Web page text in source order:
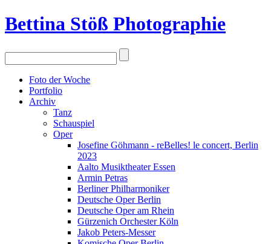
Bettina Stöß Photographie
Foto der Woche
Portfolio
Archiv
Tanz
Schauspiel
Oper
Josefine Göhmann - reBelles! le concert, Berlin
2023
Aalto Musiktheater Essen
Armin Petras
Berliner Philharmoniker
Deutsche Oper Berlin
Deutsche Oper am Rhein
Gürzenich Orchester Köln
Jakob Peters-Messer